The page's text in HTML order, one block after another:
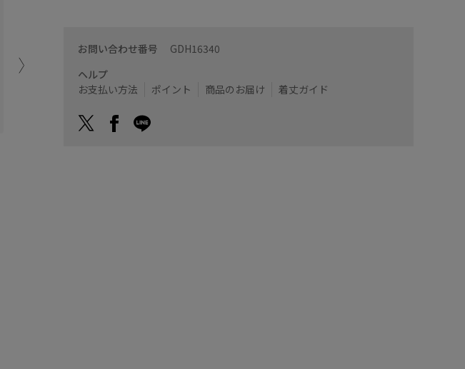
肘まで隠れる、フレアスリーブが二の腕カバーしてくれるから嬉しい！
アトレ吉祥寺
naoko (155cm)
カラー : ラベンダー (52)
お問い合わせ番号 GDH16340
ヘルプ
お支払い方法
ポイント 商品のお届け 着丈ガイド